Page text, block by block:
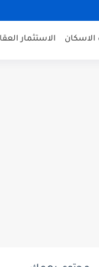
الاستثمار